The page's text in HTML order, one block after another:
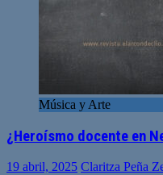
Música y Arte
¿Heroísmo docente en
19 abril, 2025 Claritza Peña